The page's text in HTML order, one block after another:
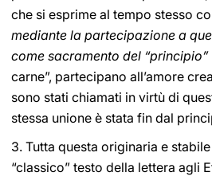
che si esprime al tempo stesso
mediante la partecipazione a
come sacramento del “principio”
carne”, partecipano all’amore
sono stati chiamati in virtù di
stessa unione è stata fin dal
3. Tutta questa originaria e
“classico” testo della lettera agli